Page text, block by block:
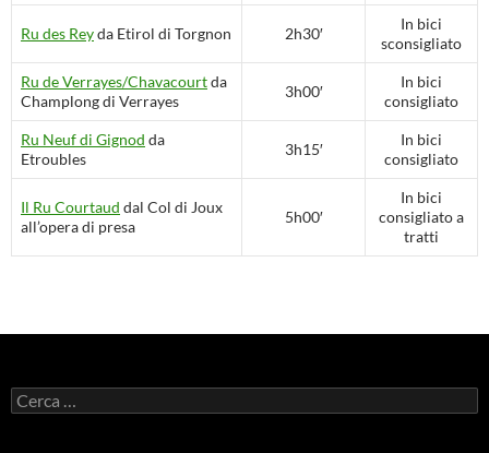
Ru des Reyda Etirol di Torgnon 2h30′
In bici
sconsigliato
Ru de Verrayes/Chavacourtda
Champlong di Verrayes
3h00′
In bici
consigliato
Ru Neuf di Gignod da
Etroubles
3h15′
In bici
consigliato
Il Ru Courtaud dal Col di Joux
all’opera di presa
5h00′
In bici
consigliato a
tratti
Ricerca
per: